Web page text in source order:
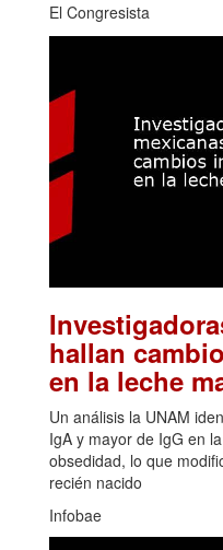
El Congresista
hallan
en la leche
Un análisis la UNAM
IgA y mayor de IgG en
obsedidad, lo que
recién nacido
Infobae